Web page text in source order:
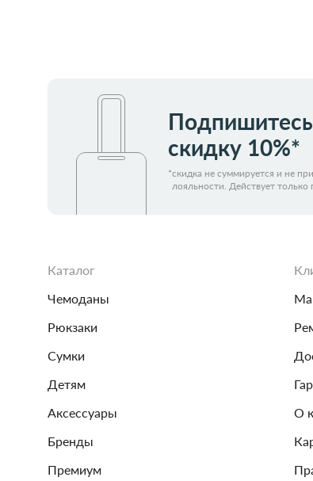
скидку 10%*
*скидка не суммируется и не
лояльности. Действует только
Каталог
Чемоданы
Рюкзаки
Сумки
Детям
Аксессуары
Бренды
Премиум
О